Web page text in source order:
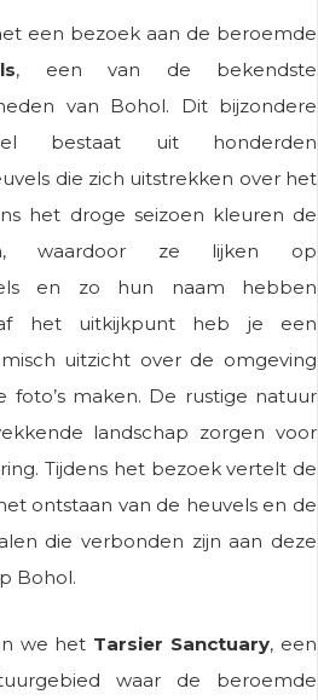
een bezoek aan de beroemde
, een van de bekendste
van Bohol. Dit bijzondere
bestaat uit honderden
die zich uitstrekken over het
het droge seizoen kleuren de
waardoor ze lijken op
en zo hun naam hebben
het uitkijkpunt heb je een
uitzicht over de omgeving
foto’s maken. De rustige natuur
landschap zorgen voor
Tijdens het bezoek vertelt de
ontstaan van de heuvels en de
die verbonden zijn aan deze
Bohol.
we het Tarsier Sanctuary, een
waar de beroemde